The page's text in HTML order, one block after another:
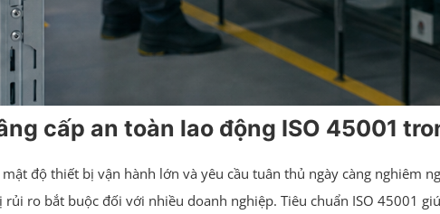
cấp an toàn lao động ISO 45001
độ thiết bị vận hành lớn và yêu cầu tuân thủ ngày càng nghiêm
ro bắt buộc đối với nhiều doanh nghiệp. Tiêu chuẩn ISO 45001